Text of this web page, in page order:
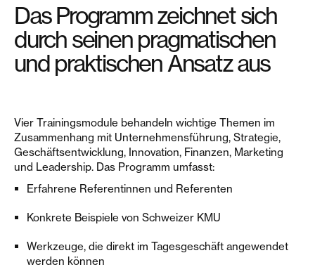
Das Programm zeichnet sich
durch seinen pragmatischen
und praktischen Ansatz aus
Vier Trainingsmodule behandeln wichtige Themen im
Zusammenhang mit Unternehmensführung, Strategie,
Geschäftsentwicklung, Innovation, Finanzen, Marketing
und Leadership. Das Programm umfasst:
Erfahrene Referentinnen und Referenten
Konkrete Beispiele von Schweizer KMU
Werkzeuge, die direkt im Tagesgeschäft angewendet
werden können